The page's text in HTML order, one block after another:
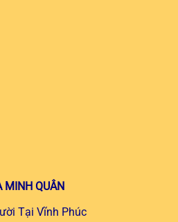
MINH QUÂN
Tại Vĩnh Phúc